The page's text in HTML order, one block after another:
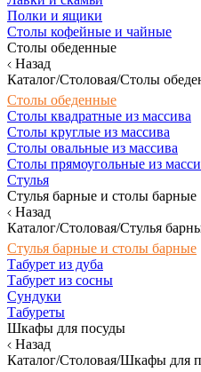
Полки и ящики
Столы кофейные и чайные
Столы обеденные
Назад
Каталог/Столовая/Столы
Столы обеденные
Столы квадратные из массива
Столы круглые из массива
Столы овальные из массива
Столы прямоугольные из
Стулья
Стулья барные и столы барные
Назад
Каталог/Столовая/Стулья
Стулья барные и столы барные
Табурет из дуба
Табурет из сосны
Сундуки
Табуреты
Шкафы для посуды
Назад
Каталог/Столовая/Шкафы для